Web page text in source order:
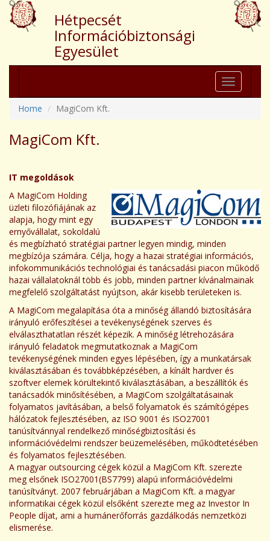
Hétpecsét
Információbiztonsági
Egyesület
Toggle
navigation
Home
MagiCom Kft.
MagiCom Kft.
IT megoldások
A MagiCom Holding
üzleti filozófiájának az
alapja, hogy mint egy
ernyővállalat, sokoldalú
és megbízható stratégiai partner legyen mindig, minden
megbízója számára. Célja, hogy a hazai stratégiai információs,
infokommunikációs technológiai és tanácsadási piacon működő
hazai vállalatoknál több és jobb, minden partner kívánalmainak
megfelelő szolgáltatást nyújtson, akár kisebb területeken is.
A MagiCom megalapítása óta a minőség állandó biztosítására
irányuló erőfeszítései a tevékenységének szerves és
elválaszthatatlan részét képezik. A minőség létrehozására
irányuló feladatok megmutatkoznak a MagiCom
tevékenységének minden egyes lépésében, így a munkatársak
kiválasztásában és továbbképzésében, a kínált hardver és
szoftver elemek körültekintő kiválasztásában, a beszállítók és
tanácsadók minősítésében, a MagiCom szolgáltatásainak
folyamatos javításában, a belső folyamatok és számítógépes
hálózatok fejlesztésében, az ISO 9001 és ISO27001
tanúsítvánnyal rendelkező minőségbiztosítási és
információvédelmi rendszer beüzemelésében, működtetésében
és folyamatos fejlesztésében.
A magyar outsourcing cégek közül a MagiCom Kft. szerezte
meg elsőnek ISO27001(BS7799) alapú információvédelmi
tanúsítványt. 2007 februárjában a MagiCom Kft. a magyar
informatikai cégek közül elsőként szerezte meg az Investor In
People díjat, ami a humánerőforrás gazdálkodás nemzetközi
elismerése.